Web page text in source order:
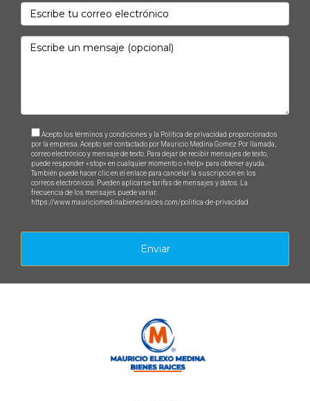
Acepto los términos y condiciones y la Política de privacidad proporcionados
por la empresa. Acepto ser contactado por Mauricio Medina Gomez Por llamada,
correo electrónico y mensaje de texto. Para dejar de recibir mensajes de texto,
puede responder «stop» en cualquier momento o «help» para obtener ayuda.
También puede hacer clic en el enlace para cancelar la suscripción en los
correos electrónicos. Pueden aplicarse tarifas de mensajes y datos. La
frecuencia de los mensajes puede variar.
https://www.mauriciomedinabienesraices.com/politica-de-privacidad
Enviar